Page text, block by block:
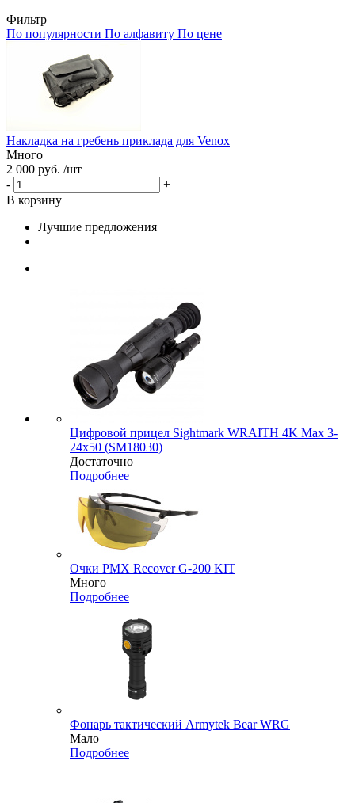
Фильтр
По популярности По алфавиту По цене
Накладка на гребень приклада для Venox
Много
2 000 руб. /шт
-
+
В корзину
Лучшие предложения
Цифровой прицел Sightmark WRAITH 4K Max 3-
24x50 (SM18030)
Достаточно
Подробнее
Очки PMX Recover G-200 KIT
Много
Подробнее
Фонарь тактический Armytek Bear WRG
Мало
Подробнее